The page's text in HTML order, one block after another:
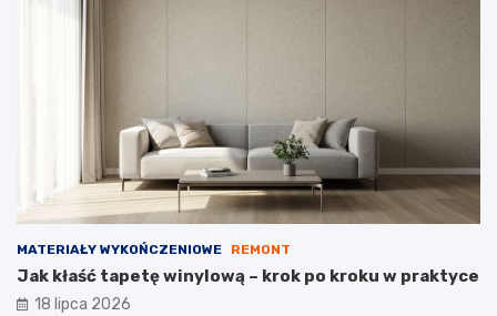
MATERIAŁY WYKOŃCZENIOWE REMONT
Jak kłaść tapetę winylową – krok po kroku w praktyce
18 lipca 2026